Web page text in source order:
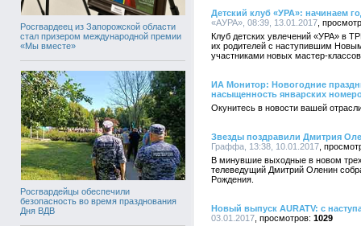
Росгвардеец из Запорожской области
стал призером международной премии
«Мы вместе»
Росгвардейцы обеспечили
безопасность во время празднования
Дня ВДВ
Детский клуб «УРА»: начинаем
«АУРА», 08:39, 13.01.2017
Клуб детских увлечений «УРА» в
их родителей с наступившим
участниками новых мастер-
ИА Монитор: Новогодние
насыщенность январских
Окунитесь в новости вашей
Звезды поздравили Дмитрия
Граффа, 13:38, 10.01.2017
В минувшие выходные в новом
телеведущий Дмитрий Оленин
Рождения.
Новый выпуск AURATV: с
03.01.2017
1029